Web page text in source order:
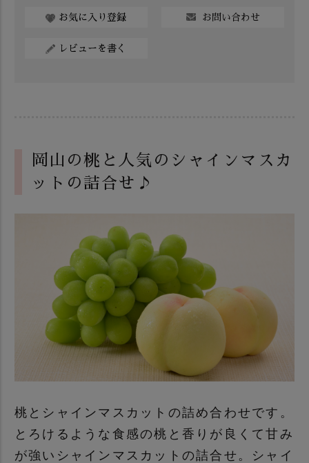
お気に入り登録 お問い合わせ
レビューを書く
岡山の桃と人気のシャインマスカ
ットの詰合せ♪
桃とシャインマスカットの詰め合わせです。
とろけるような食感の桃と香りが良くて甘み
が強いシャインマスカットの詰合せ。シャイ